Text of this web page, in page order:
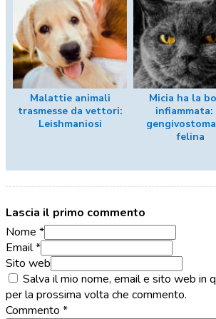
Malattie animali
trasmesse da vettori:
Leishmaniosi
Micia ha la
infiammata:
felina
Lascia il primo commento
Nome *
Email *
Sito web
Salva il mio nome, email e sito web in
per la prossima volta che commento.
Commento *